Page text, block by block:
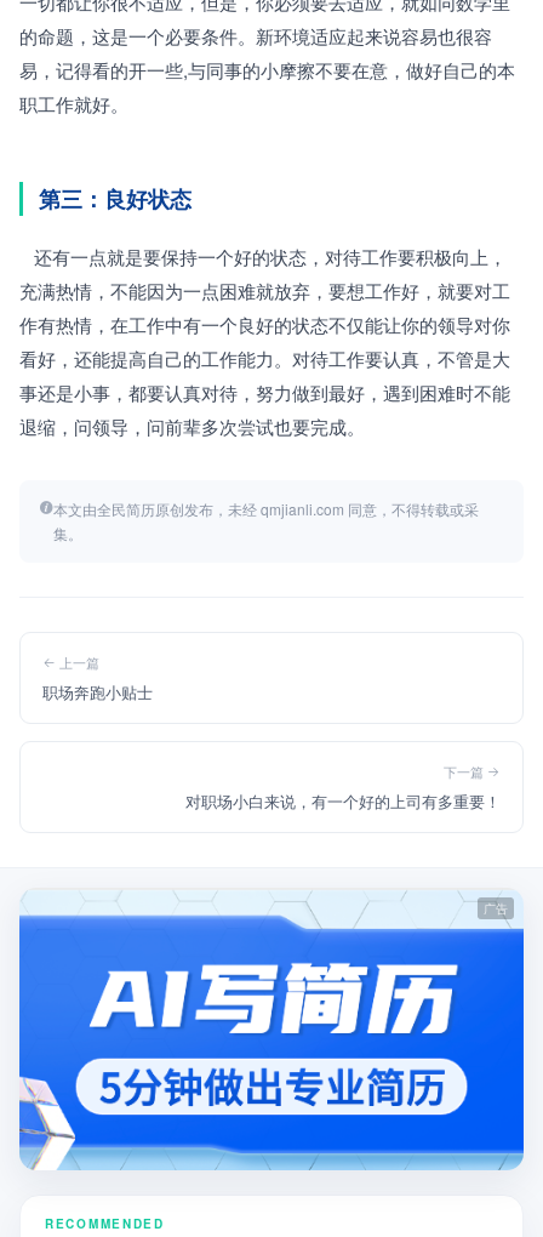
的命题，这是一个必要条件。新环境适应起来说容易也很容
易，记得看的开一些,与同事的小摩擦不要在意，做好自己的本
职工作就好。
第三：良好状态
充满热情，不能因为一点困难就放弃，要想工作好，就要对工
作有热情，在工作中有一个良好的状态不仅能让你的领导对你
看好，还能提高自己的工作能力。对待工作要认真，不管是大
事还是小事，都要认真对待，努力做到最好，遇到困难时不能
退缩，问领导，问前辈多次尝试也要完成。
本文由全民简历原创发布，未经 qmjianli.com 同意，不得转载或采
集。
上一篇
职场奔跑小贴士
下一篇
对职场小白来说，有一个好的上司有多重要！
RECOMMENDED